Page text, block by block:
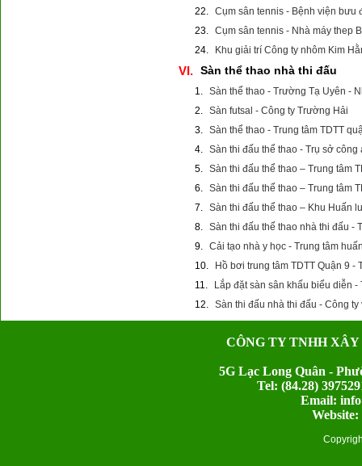
22. Cụm sân tennis - Bệnh viện bưu
23. Cụm sân tennis - Nhà máy thep
24.
Khu giải trí Công ty nhôm Kim
VI. Sàn thể thao nhà thi đấu
1. Sàn thể thao - Trường Tạ Uyên -
2. Sàn futsal - Công ty Trường Hải
3. Sàn thể thao - Trung tâm TDTT
4. Sàn thi đấu thể thao - Trụ sở công
5. Sàn thi đấu thể thao – Trung tâm
6. Sàn thi đấu thể thao – Trung tâm
7. Sàn thi đấu thể thao – Khu Huấn
8. Sàn thi đấu thể thao nhà thi đấu -
9. Cải tạo nhà y học - Trung tâm
10.
Hồ bơi trung tâm TDTT Quận 9 -
11.
Lắp đặt sàn sân khấu biểu diễn
12. Sàn thi đấu nhà thi đấu - Công
CÔNG TY TNHH
5G Lạc Long Quân -
Tel: (84.28)
Email: